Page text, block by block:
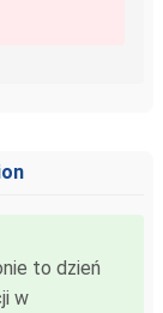
to dzień
w